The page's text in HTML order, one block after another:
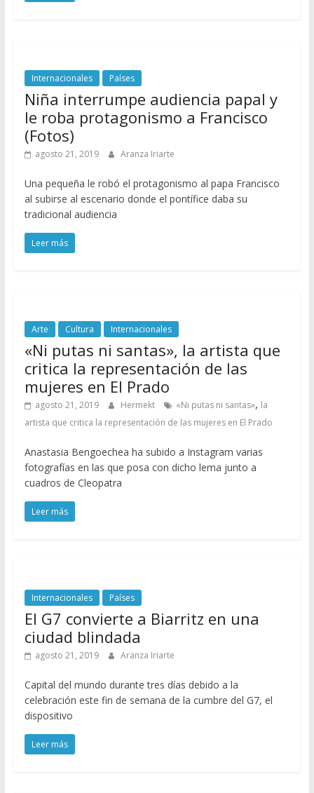
Internacionales Países
Niña interrumpe audiencia papal y
le roba protagonismo a Francisco
(Fotos)
agosto 21, 2019 Aranza Iriarte
Una pequeña le robó el protagonismo al papa Francisco
al subirse al escenario donde el pontífice daba su
tradicional audiencia
Leer más
Arte Cultura Internacionales
«Ni putas ni santas», la artista que
critica la representación de las
mujeres en El Prado
agosto 21, 2019 Hermekt «Ni putas ni santas», la
artista que critica la representación de las mujeres en El Prado
Anastasia Bengoechea ha subido a Instagram varias
fotografías en las que posa con dicho lema junto a
cuadros de Cleopatra
Leer más
Internacionales Países
El G7 convierte a Biarritz en una
ciudad blindada
agosto 21, 2019 Aranza Iriarte
Capital del mundo durante tres días debido a la
celebración este fin de semana de la cumbre del G7, el
dispositivo
Leer más